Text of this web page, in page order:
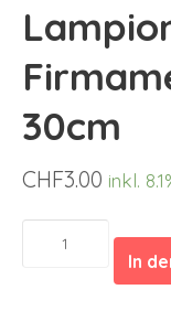
30cm
CHF3.00 inkl.
Lampion
Firmament
In